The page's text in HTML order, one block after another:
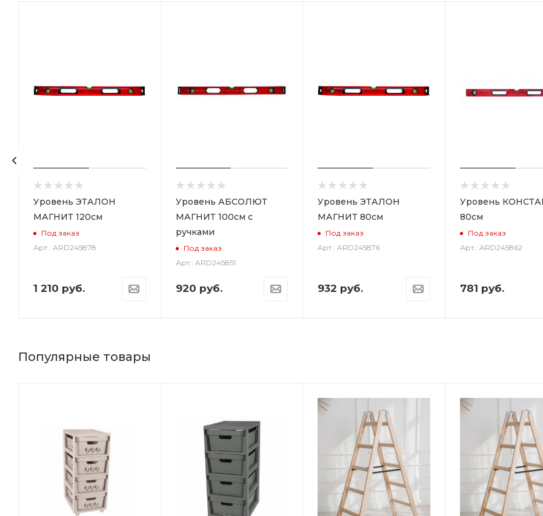
Уровень ЭТАЛОН
МАГНИТ 120см
Под заказ
Арт.: ARD245878
1 210 руб.
Уровень АБСОЛЮТ
МАГНИТ 100см с
ручками
Под заказ
Арт.: ARD245851
920 руб.
Уровень ЭТАЛОН
МАГНИТ 80см
Под заказ
Арт.: ARD245876
932 руб.
Уровень
80см
Под заказ
Арт.: ARD245862
781 руб.
Популярные товары